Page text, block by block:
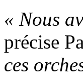
« Nous
précise
ces